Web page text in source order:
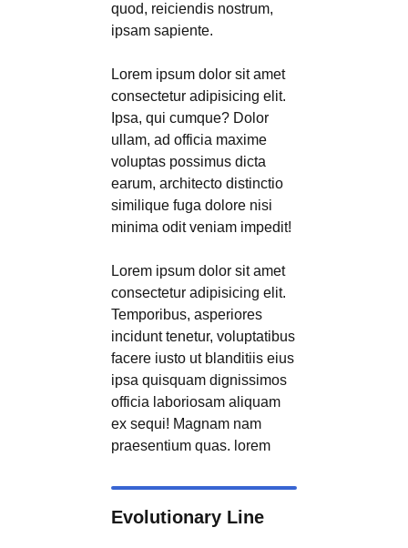
quod, reiciendis nostrum,
ipsam sapiente.
Lorem ipsum dolor sit amet
consectetur adipisicing elit.
Ipsa, qui cumque? Dolor
ullam, ad officia maxime
voluptas possimus dicta
earum, architecto distinctio
similique fuga dolore nisi
minima odit veniam impedit!
Lorem ipsum dolor sit amet
consectetur adipisicing elit.
Temporibus, asperiores
incidunt tenetur, voluptatibus
facere iusto ut blanditiis eius
ipsa quisquam dignissimos
officia laboriosam aliquam
ex sequi! Magnam nam
praesentium quas. lorem
Evolutionary Line